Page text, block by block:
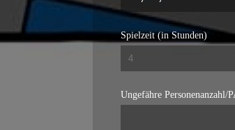
Spielzeit (in Stunden)
Ungefähre Personenanzahl/